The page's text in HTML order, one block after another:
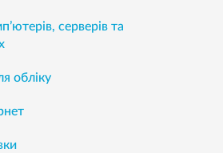
серверів та
обліку